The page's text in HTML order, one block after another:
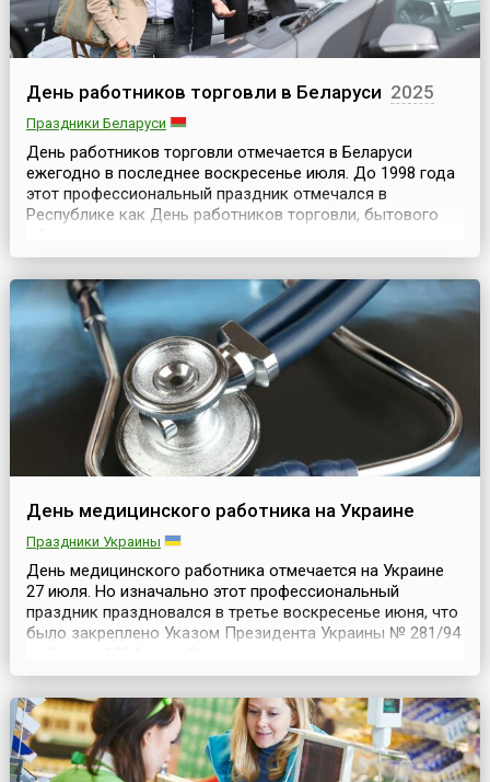
День работников торговли в Беларуси 2025
Праздники Беларуси
День работников торговли отмечается в Беларуси
ежегодно в последнее воскресенье июля. До 1998 года
этот профессиональный праздник отмечался в
Республике как День работников торговли, бытового
хозяйства в четвертое воскресенье марта. Указом
президента страны № 157 от 26 марта 1998 года
закреплено, что дата празднования Дня работников
торговли — последн...
День медицинского работника на Украине
Праздники Украины
День медицинского работника отмечается на Украине
27 июля. Но изначально этот профессиональный
праздник праздновался в третье воскресенье июня, что
было закреплено Указом Президента Украины № 281/94
советских времен. Но в 2023 году, согласно Указу
Президента Украины № 327/2023, его празднование
было перенесено на 27 июля.Стратегия реорганиза...